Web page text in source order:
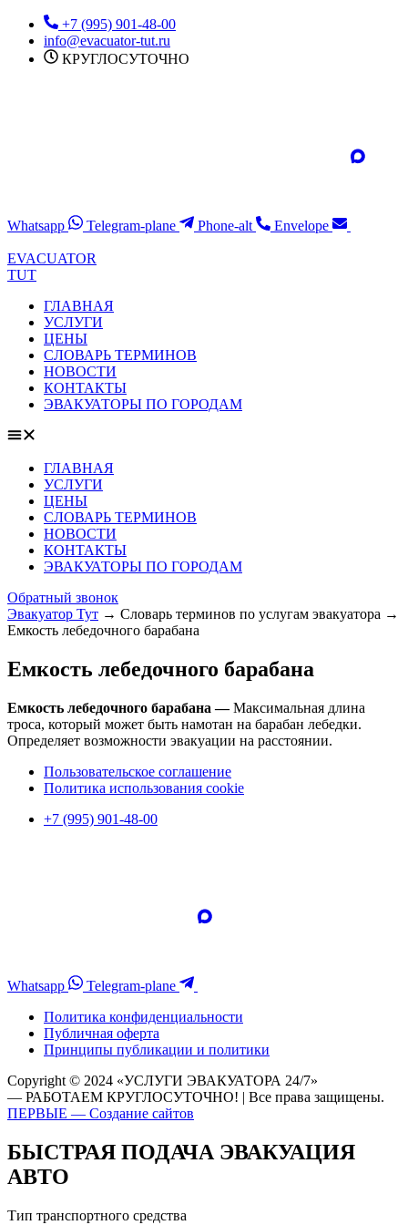
Перейти
содержимому
+7 (995) 901-48-00
info@evacuator-tut.ru
КРУГЛОСУТОЧНО
Whatsapp Telegram-plane Phone-alt Envelope
EVACUATOR
TUT
ГЛАВНАЯ
УСЛУГИ
ЦЕНЫ
СЛОВАРЬ ТЕРМИНОВ
НОВОСТИ
КОНТАКТЫ
ЭВАКУАТОРЫ ПО ГОРОДАМ
ГЛАВНАЯ
УСЛУГИ
ЦЕНЫ
СЛОВАРЬ ТЕРМИНОВ
НОВОСТИ
КОНТАКТЫ
ЭВАКУАТОРЫ ПО ГОРОДАМ
Обратный звонок
Эвакуатор Тут → Словарь терминов по услугам эвакуатора →
Емкость лебедочного барабана
Емкость лебедочного барабана
Емкость лебедочного барабана —Максимальная длина
троса, который может быть намотан на барабан лебедки.
Определяет возможности эвакуации на расстоянии.
Пользовательское соглашение
Политика использования cookie
+7 (995) 901-48-00
Whatsapp
Telegram-plane
Политика конфиденциальности
Публичная оферта
Принципы публикации и политики
Copyright © 2024 «УСЛУГИ ЭВАКУАТОРА 24/7»
— РАБОТАЕМ КРУГЛОСУТОЧНО! | Все права защищены.
ПЕРВЫЕ — Создание сайтов
БЫСТРАЯ ПОДАЧА ЭВАКУАЦИЯ
АВТО
Тип транспортного средства